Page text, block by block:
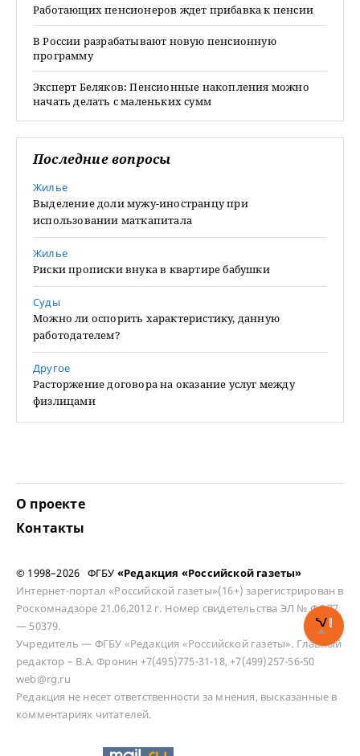
Работающих пенсионеров ждет прибавка к пенсии
В России разрабатывают новую пенсионную
программу
Эксперт Беляков: Пенсионные накопления можно
начать делать с маленьких сумм
Последние вопросы
Жилье
Выделение доли мужу-иностранцу при
использовании маткапитала
Жилье
Риски прописки внука в квартире бабушки
Суды
Можно ли оспорить характеристику, данную
работодателем?
Другое
Расторжение договора на оказание услуг между
физлицами
О проекте
Контакты
© 1998–2026 ФГБУ «Редакция «Российской газеты»
Интернет-портал «Российской газеты»(16+) зарегистрирован в
Роскомнадзоре 21.06.2012 г. Номер свидетельства ЭЛ № ФС 77
— 50379.
Учредитель — ФГБУ «Редакция «Российской газеты». Главный
редактор – В.А. Фронин +7(495)775-31-18, +7(499)257-56-50
web@rg.ru
Редакция не несет ответственности за мнения, высказанные в
комментариях читателей.